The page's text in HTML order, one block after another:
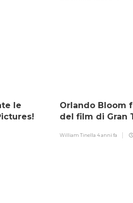
le
Orlando Bloom
del film di Gran
William Tinella4 anni fa